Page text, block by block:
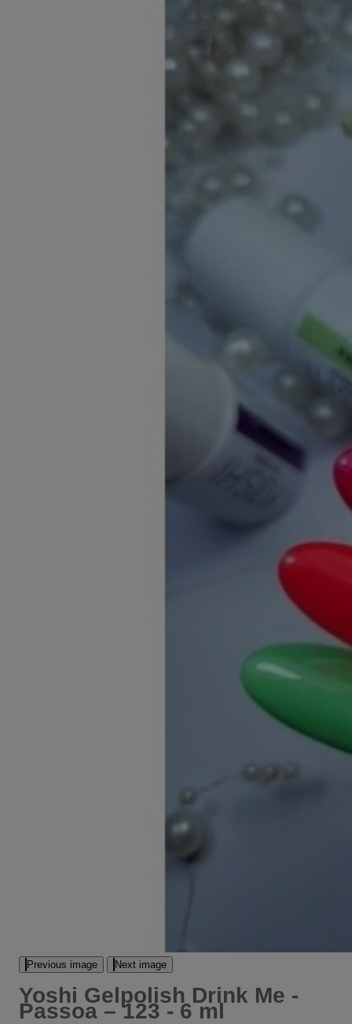
Previous image Next image
Yoshi Gelpolish Drink Me -
Passoa – 123 - 6 ml